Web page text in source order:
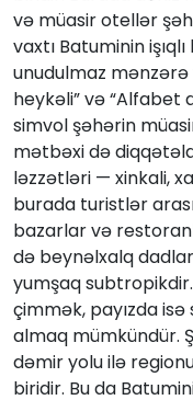
və müasir otellər
vaxtı Batuminin
unudulmaz mənzərə
heykəli” və “Alfabet
simvol şəhərin
mətbəxi də
ləzzətləri — xinkali,
burada turistlər
bazarlar və
də beynəlxalq
yumşaq
çimmək, payızda
almaq mümkündür.
dəmir yolu ilə
biridir. Bu da